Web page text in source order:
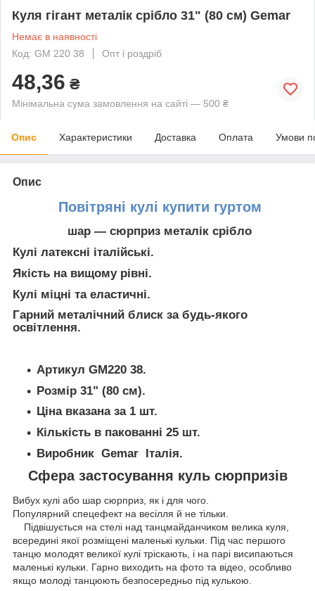
Куля гігант металік срібло 31" (80 см) Gemar
Немає в наявності
Код: GM 220 38
Опт і роздріб
48,36 ₴
Мінімальна сума замовлення на сайті — 500 ₴
Опис Характеристики Доставка Оплата Умови
Опис
Повітряні кулі купити гуртом
шар — сюрприз металік срібло
Кулі латексні італійські.
Якість на вищому рівні.
Кулі міцні та еластичні.
Гарний металічний блиск за будь-якого
освітлення.
Артикул GM220 38.
Розмір 31" (80 см).
Ціна вказана за 1 шт.
Кількість в пакованні 25 шт.
Виробник Gemar Італія.
Сфера застосування куль сюрпризів
Вибух кулі або шар сюрприз, як і для чого.
Популярний спецефект на весілля й не тільки.
Підвішується на стелі над танцмайданчиком велика куля,
всередині якої розміщені маленькі кульки. Під час першого
танцю молодят великої кулі тріскають, і на парі висипаються
маленькі кульки. Гарно виходить на фото та відео, особливо
якщо молоді танцюють безпосередньо під кулькою.